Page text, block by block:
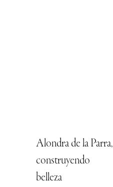
Alondra de la Parra,
construyendo
belleza